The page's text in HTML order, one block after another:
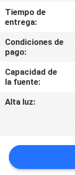
EN
CONTACTO
CON
NOTICIAS
MAPA
DEL
Tiempo de
entrega:
Condiciones de
pago:
Capacidad de
la fuente:
Alta luz: